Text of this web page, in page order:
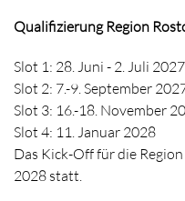
Qualifizierung Region
Slot 1: 28. Juni - 2. Juli 2027
Slot 2: 7.-9. September
Slot 3: 16.-18. November
Slot 4: 11. Januar 2028
Das Kick-Off für die
2028 statt.